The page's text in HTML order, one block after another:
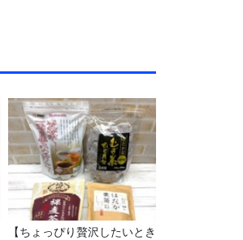
【ちょっぴり贅沢したいとき